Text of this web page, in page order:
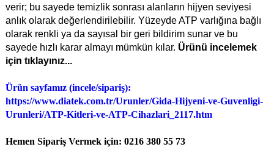
verir; bu sayede temizlik sonrası alanların hijyen seviyesi
anlık olarak değerlendirilebilir. Yüzeyde ATP varlığına bağlı
olarak renkli ya da sayısal bir geri bildirim sunar ve bu
sayede hızlı karar almayı mümkün kılar. Ürünü incelemek
için tıklayınız...
Ürün sayfamız (incele/sipariş):
https://www.diatek.com.tr/Urunler/Gida-Hijyeni-ve-Guvenligi-
Urunleri/ATP-Kitleri-ve-ATP-Cihazlari_2117.htm
Hemen Sipariş Vermek için: 0216 380 55 73